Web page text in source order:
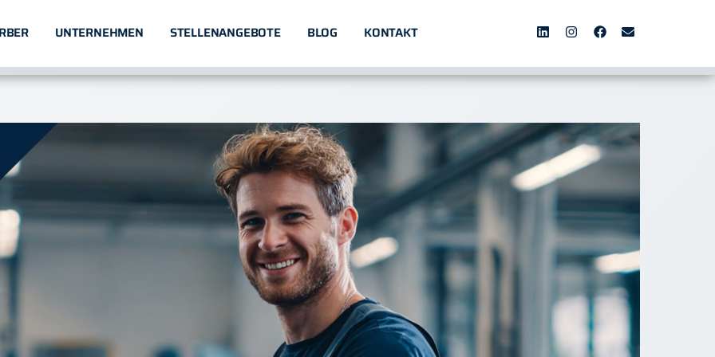
UNTERNEHMEN STELLENANGEBOTE BLOG KONTAKT